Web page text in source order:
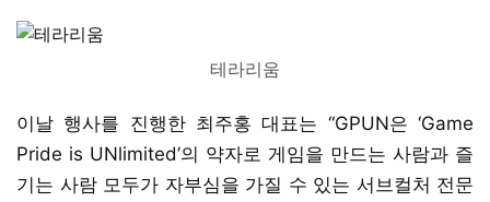
테라리움
이날 행사를 진행한 최주홍 대표는 “GPUN은 ‘Game
Pride is UNlimited’의 약자로 게임을 만드는 사람과 즐
기는 사람 모두가 자부심을 가질 수 있는 서브컬처 전문